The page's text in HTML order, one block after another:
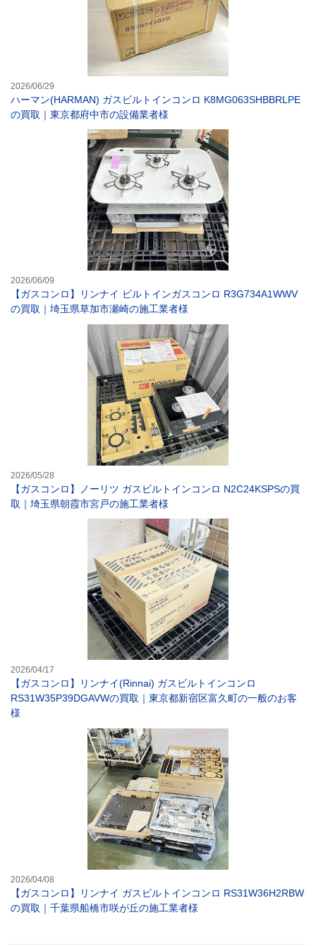
2026/06/29
ハーマン(HARMAN) ガスビルトインコンロ K8MG063SHBBRLPE
の買取｜東京都府中市の設備業者様
2026/06/09
【ガスコンロ】リンナイ ビルトインガスコンロ R3G734A1WWV
の買取｜埼玉県草加市瀬崎の施工業者様
2026/05/28
【ガスコンロ】ノーリツ ガスビルトインコンロ N2C24KSPSの買
取｜埼玉県朝霞市宮戸の施工業者様
2026/04/17
【ガスコンロ】リンナイ(Rinnai) ガスビルトインコンロ
RS31W35P39DGAVWの買取｜東京都新宿区富久町の一般のお客
様
2026/04/08
【ガスコンロ】リンナイ ガスビルトインコンロ RS31W36H2RBW
の買取｜千葉県船橋市咲が丘の施工業者様